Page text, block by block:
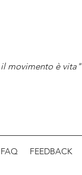
movimento è vita"
FAQ FEEDBACK